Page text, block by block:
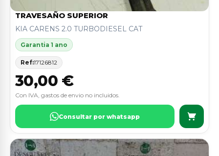
TRAVESAÑO SUPERIOR
KIA CARENS 2.0 TURBODIESEL CAT
Garantia 1 ano
Ref:17126812
30,00 €
Con IVA, gastos de envio no incluidos.
Consultar por whatsapp